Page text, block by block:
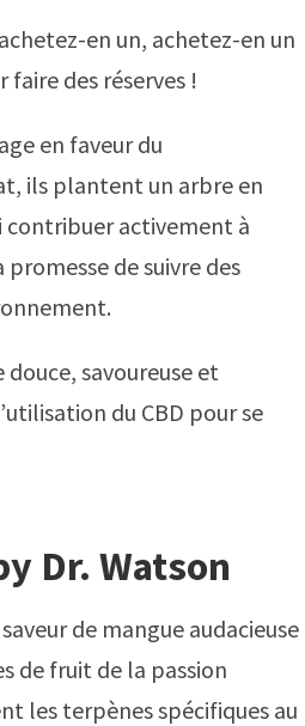
en un, achetez-en un
des réserves !
en faveur du
ils plantent un arbre en
contribuer activement à
de suivre des
savoureuse et
du CBD pour se
Dr. Watson
de mangue audacieuse
de fruit de la passion
les terpènes spécifiques au